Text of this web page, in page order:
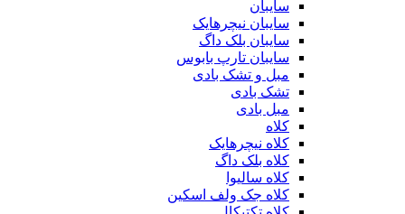
سایبان
سایبان نیچرهایک
سایبان بلک داگ
سایبان تارپ بابوس
مبل و تشک بادی
تشک بادی
مبل بادی
کلاه
کلاه نیچرهایک
کلاه بلک داگ
کلاه سالیوا
کلاه جک‌ ولف‌ اسکین